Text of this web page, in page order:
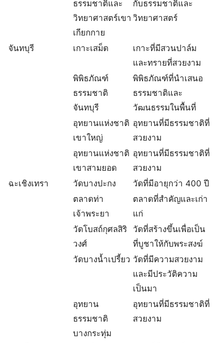
ธรรมชาติและ
วิทยาศาสตร์เขา
เกียกกาย
กับธรรมชาติและ
วิทยาศาสตร์
จันทบุรี เกาะเสม็ด
เกาะที่มีสวนปาล์ม
และทรายที่สวยงาม
พิพิธภัณฑ์
ธรรมชาติ
จันทบุรี
พิพิธภัณฑ์ที่นำเสนอ
ธรรมชาติและ
วัฒนธรรมในพื้นที่
อุทยานแห่งชาติ
เขาใหญ่
อุทยานที่มีธรรมชาติที่
สวยงาม
อุทยานแห่งชาติ
เขาสามยอด
อุทยานที่มีธรรมชาติที่
สวยงาม
ฉะเชิงเทรา
วัดบางปะกง
วัดที่มีอายุกว่า 400 ปี
ตลาดท่า
เจ้าพระยา
ตลาดที่สำคัญและเก่า
แก่
วัดโบสถ์กุศลสิริ
วงศ์
วัดที่สร้างขึ้นเพื่อเป็น
ที่บูชาให้กับพระสงฆ์
วัดบางน้ำเปรี้ยว วัดที่มีความสวยงาม
และมีประวัติความ
เป็นมา
อุทยาน
ธรรมชาติ
บางกระทุ่ม
อุทยานที่มีธรรมชาติที่
สวยงาม